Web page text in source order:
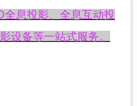
息投影、全息互动投
设备等一站式服务。